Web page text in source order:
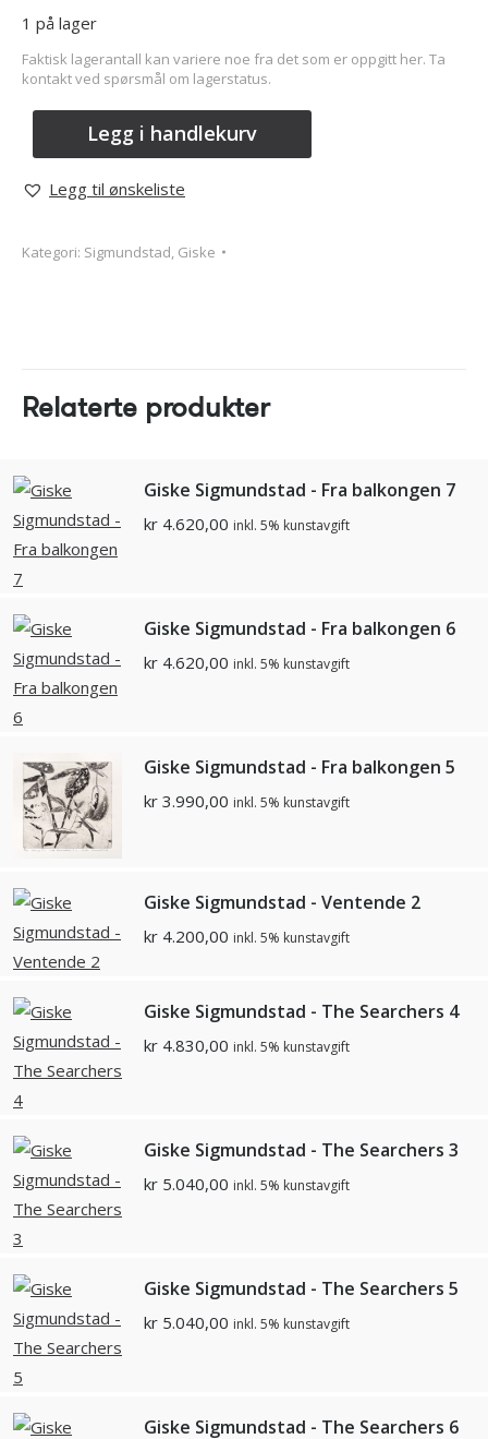
1 på lager
Faktisk lagerantall kan variere noe fra det som er oppgitt her. Ta
kontakt ved spørsmål om lagerstatus.
Legg i handlekurv
Legg til ønskeliste
Kategori: Sigmundstad, Giske
Relaterte produkter
Giske Sigmundstad - Fra balkongen 7
kr 4.620,00 inkl. 5% kunstavgift
Giske Sigmundstad - Fra balkongen 6
kr 4.620,00 inkl. 5% kunstavgift
Giske Sigmundstad - Fra balkongen 5
kr 3.990,00 inkl. 5% kunstavgift
Giske Sigmundstad - Ventende 2
kr 4.200,00 inkl. 5% kunstavgift
Giske Sigmundstad - The Searchers 4
kr 4.830,00 inkl. 5% kunstavgift
Giske Sigmundstad - The Searchers 3
kr 5.040,00 inkl. 5% kunstavgift
Giske Sigmundstad - The Searchers 5
kr 5.040,00 inkl. 5% kunstavgift
Giske Sigmundstad - The Searchers 6